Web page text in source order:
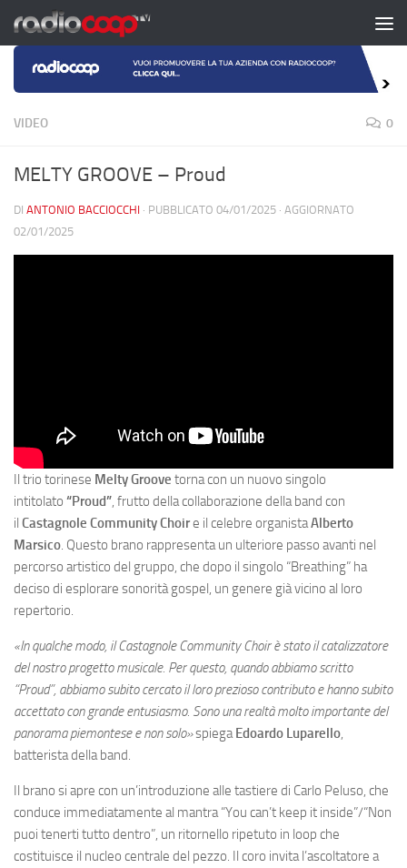
Salta al contenuto
VIDEO 0
MELTY GROOVE – Proud
DI ANTONIO BACCIOCCHI · PUBBLICATO 04/01/2025 · AGGIORNATO
02/01/2025
Il trio torinese Melty Groove torna con un nuovo singolo
intitolato “Proud”, frutto della collaborazione della band con
il Castagnole Community Choire il celebre organistaAlberto
Marsico. Questo brano rappresenta un ulteriore passo avanti nel
percorso artistico del gruppo, che dopo il singolo “Breathing” ha
deciso di esplorare sonorità gospel, un genere già vicino al loro
repertorio.
«In qualche modo, il Castagnole Community Choir è stato il catalizzatore
del nostro progetto musicale. Per questo, quando abbiamo scritto
“Proud”, abbiamo subito cercato il loro prezioso contributo e hanno subito
accettato con grande entusiasmo. Sono una realtà molto importante del
panorama piemontese e non solo»spiegaEdoardo Luparello,
batterista della band.
Il brano si apre con un’introduzione alle tastiere di Carlo Peluso, che
conduce immediatamente al mantra “You can’t keep it inside”/“Non
puoi tenerti tutto dentro”, un ritornello ripetuto in loop che
costituisce il nucleo centrale del pezzo. Il coro invita l’ascoltatore a